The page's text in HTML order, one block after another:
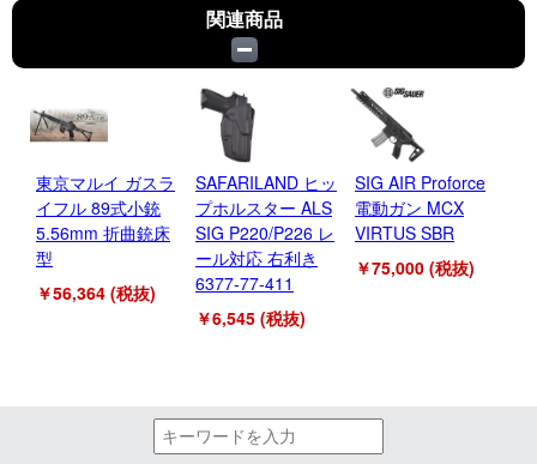
関連商品
東京マルイ ガスラ
イフル 89式小銃
5.56mm 折曲銃床
型
￥56,364 (税抜)
SAFARILAND ヒッ
プホルスター ALS
SIG P220/P226 レ
ール対応 右利き
6377-77-411
￥6,545 (税抜)
SIG AIR Proforce
電動ガン MCX
VIRTUS SBR
￥75,000 (税抜)